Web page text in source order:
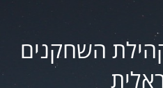
השחקנים